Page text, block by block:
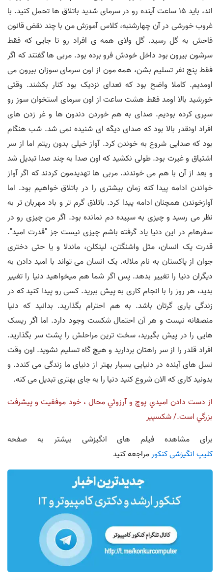
اند، باید 15 ساعت آینده رو در سرمای شدید باتلاق ها تحمل کنید. با
غروب خورشی در آن چهارشنبه، کلاس آموزش من با چند نقض قانون
فاحش به گل رسید. گل ولای همه ی افراد رو تا جایی که فقط
سرشون بیرون بود داخل خودش فرو برده بود. مربی ها گفتند که اگر
فقط پنج نفر تسلیم بشن، همه مون از اون سرمای سوزان بیرون می
اومدیم. کاملا واضح بود که تعدای نزدیک بود کنار بکشند. وقتی
خورشید بالا اومد فقط هشت ساعت از اون سرمای استخوان سوز رو
سپری کرده بودیم. صدای به هم خوردن دندون ها و غر زدن های
افراد اونقدر بالا بود که صدای دیگه ای شنیده نمی شد. شب هنگام
بود که صدایی شروع به خوندن کرد. آواز خیلی بدون ریتم اما از سر
اشتیاق و غیرت بود. طولی نکشید که اون صدا به چند صدا تبدیل شد
و بعد از آن با هم می خوندند. مربی ها تهدیدمون کردند که اگر آواز
خواندن ادامه پیدا کنه زمان بیشتری را در باتلاق خواهیم بود. اما
آوازخوندن همچنان ادامه پیدا کرد. باتلاق گرم تر و باد مهربان تر به
نظر می رسید و چیزی به سپیده دم نمانده بود. اگر من چیزی رو در
سفرهام در این دنیا یاد گرفته باشم چیزی نیست جز "قدرت امید".
قدرت یک انسان، مثل واشنگتن، لینکلن، ماندلا و یا حتی دختری
جوان از پاکستان به نام ملاله. یک انسان می تواند با امید دادن به
دیگران دنیا را تغییر بدهد. پس اگر شما هم میخواهید دنیا را تغییر
بدید، هر روز را با انجام کاری به پیش ببرید. کسی رو پیدا کنید که در
زندگی یاری گرتان باشد. به هم احترام بگذارید. بدانید که دنیا
منصفانه نیست و هر آن احتمال شکست وجود دارد. اما اگر ریسک
هایی را در پیش بگیرید، سخت ترین مراحلش را پشت سر بگذارید.
افراد قلدر را از سر راهتان بردارید و هیچ گاه تسلیم نشوید. اون وقت
نسل های آینده در دنیایی بسیار بهتر از دنیای ما زندگی می کندد. و
بدونید کاری که الان شروع کنید دنیا را به جای بهتری تبدیل می کنه.
از دست دادن اميدي پوچ و آرزوئي محال ، خود موفقيت و پيشرفت
بزرگي است./ شكسپير
برای مشاهده فیلم های انگیزشی بیشتر به صفحه
کلیپ انگیزشی کنکورمراجعه کنید